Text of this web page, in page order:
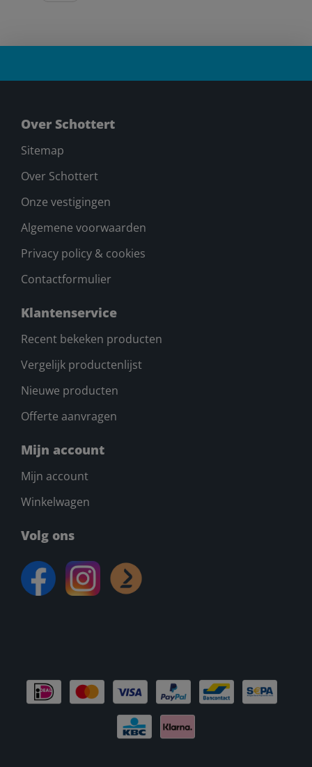
Over Schottert
Sitemap
Over Schottert
Onze vestigingen
Algemene voorwaarden
Privacy policy & cookies
Contactformulier
Klantenservice
Recent bekeken producten
Vergelijk productenlijst
Nieuwe producten
Offerte aanvragen
Mijn account
Mijn account
Winkelwagen
Volg ons